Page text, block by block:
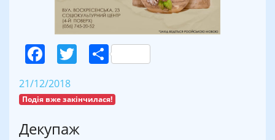
Facebook
Twitter
Поділитися
21/12/2018
Подія вже закінчилася!
Декупаж